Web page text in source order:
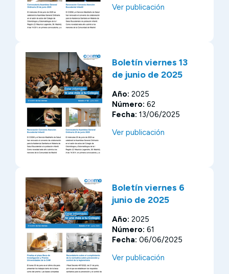
Ver publicación
Boletín viernes 13
de junio de 2025
Año: 2025
Número: 62
Fecha: 13/06/2025
Ver publicación
Boletín viernes 6
junio de 2025
Año: 2025
Número: 61
Fecha: 06/06/2025
Ver publicación